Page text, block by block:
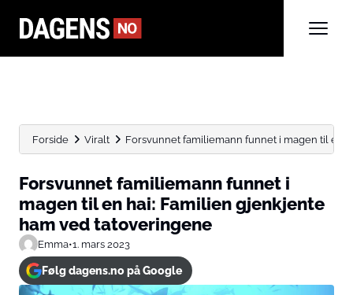
Forside Viralt Forsvunnet familiemann funnet i magen til en
Forsvunnet familiemann funnet i
magen til en hai: Familien gjenkjente
ham ved tatoveringene
Emma•1. mars 2023
Følg dagens.no på Google